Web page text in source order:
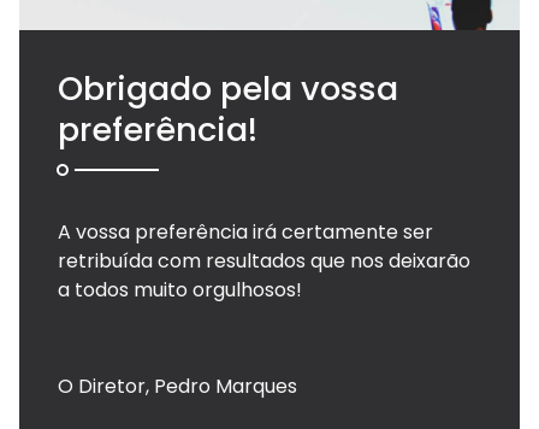
Obrigado pela vossa
preferência!
A vossa preferência irá certamente ser
retribuída com resultados que nos deixarão
a todos muito orgulhosos!
O Diretor, Pedro Marques